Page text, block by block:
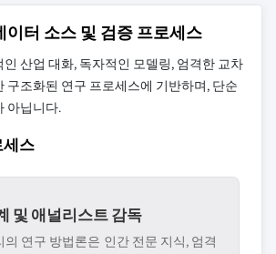
이터 소스 및 검증 프로세스
산업 대화, 독자적인 모델링, 엄격한 교차
구조화된 연구 프로세스에 기반하며, 단순
아닙니다.
세스
및 애널리스트 감독
의 연구 방법론은 인간 전문 지식, 엄격